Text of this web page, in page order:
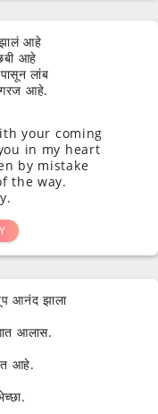
आहे
आहे
लांब
गरज आहे.
your coming
in my heart
by mistake
the way.
आनंद झाला
आलास.
आहे.